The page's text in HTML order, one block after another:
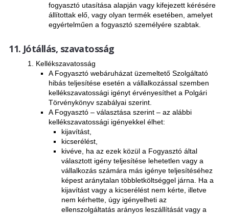
fogyasztó utasítása alapján vagy kifejezett kérésére
állítottak elő, vagy olyan termék esetében, amelyet
egyértelműen a fogyasztó személyére szabtak.
Jótállás, szavatosság
Kellékszavatosság
A Fogyasztó webáruházat üzemeltető Szolgáltató
hibás teljesítése esetén a vállalkozással szemben
kellékszavatossági igényt érvényesíthet a Polgári
Törvénykönyv szabályai szerint.
A Fogyasztó – választása szerint – az alábbi
kellékszavatossági igényekkel élhet:
kijavítást,
kicserélést,
kivéve, ha az ezek közül a Fogyasztó által
választott igény teljesítése lehetetlen vagy a
vállalkozás számára más igénye teljesítéséhez
képest aránytalan többletköltséggel járna. Ha a
kijavítást vagy a kicserélést nem kérte, illetve
nem kérhette, úgy igényelheti az
ellenszolgáltatás arányos leszállítását vagy a